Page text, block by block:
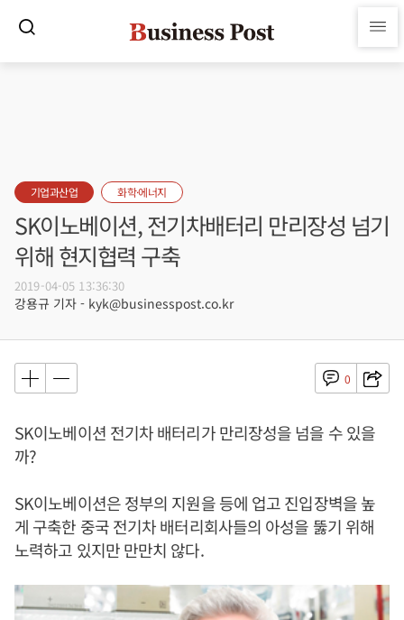
기업과산업 화학·에너지
SK이노베이션, 전기차배터리 만리장성 넘기
위해 현지협력 구축
2019-04-05 13:36:30
강용규 기자 - kyk@businesspost.co.kr
0
SK이노베이션 전기차 배터리가 만리장성을 넘을 수 있을
까?
SK이노베이션은 정부의 지원을 등에 업고 진입장벽을 높
게 구축한 중국 전기차 배터리회사들의 아성을 뚫기 위해
노력하고 있지만 만만치 않다.